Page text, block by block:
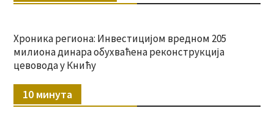
Хроника региона: Инвестицијом вредном 205
милиона динара обухваћена реконструкција
цевовода у Книћу
10 минута